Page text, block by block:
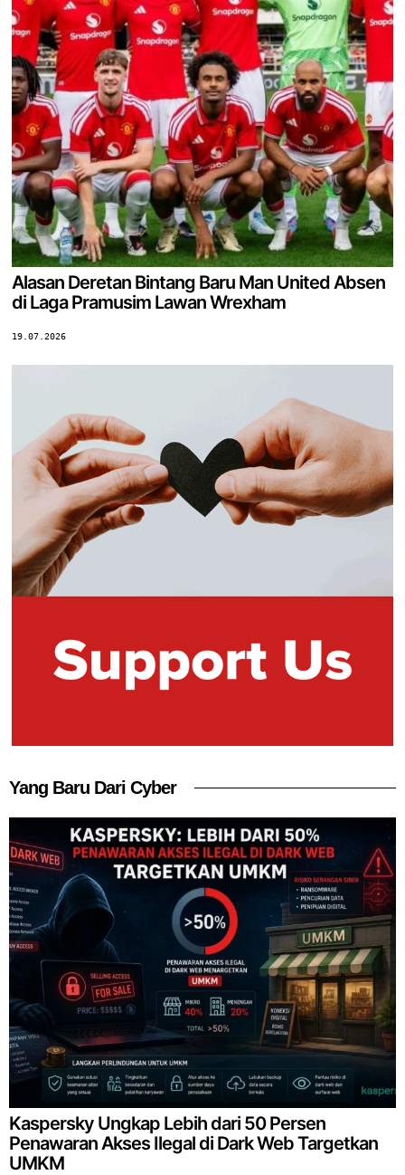
Alasan Deretan Bintang Baru Man United Absen
di Laga Pramusim Lawan Wrexham
19.07.2026
Yang Baru Dari Cyber
Kaspersky Ungkap Lebih dari 50 Persen
Penawaran Akses Ilegal di Dark Web Targetkan
UMKM